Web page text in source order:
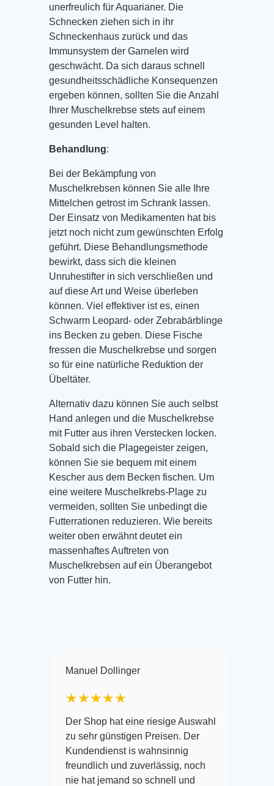
unerfreulich für Aquarianer. Die
Schnecken ziehen sich in ihr
Schneckenhaus zurück und das
Immunsystem der Garnelen wird
geschwächt. Da sich daraus schnell
gesundheitsschädliche Konsequenzen
ergeben können, sollten Sie die Anzahl
Ihrer Muschelkrebse stets auf einem
gesunden Level halten.
Behandlung:
Bei der Bekämpfung von
Muschelkrebsen können Sie alle Ihre
Mittelchen getrost im Schrank lassen.
Der Einsatz von Medikamenten hat bis
jetzt noch nicht zum gewünschten Erfolg
geführt. Diese Behandlungsmethode
bewirkt, dass sich die kleinen
Unruhestifter in sich verschließen und
auf diese Art und Weise überleben
können. Viel effektiver ist es, einen
Schwarm Leopard- oder Zebrabärblinge
ins Becken zu geben. Diese Fische
fressen die Muschelkrebse und sorgen
so für eine natürliche Reduktion der
Übeltäter.
Alternativ dazu können Sie auch selbst
Hand anlegen und die Muschelkrebse
mit Futter aus ihren Verstecken locken.
Sobald sich die Plagegeister zeigen,
können Sie sie bequem mit einem
Kescher aus dem Becken fischen. Um
eine weitere Muschelkrebs-Plage zu
vermeiden, sollten Sie unbedingt die
Futterrationen reduzieren. Wie bereits
weiter oben erwähnt deutet ein
massenhaftes Auftreten von
Muschelkrebsen auf ein Überangebot
von Futter hin.
Manuel Dollinger
★★★★★
Der Shop hat eine riesige Auswahl
zu sehr günstigen Preisen. Der
Kundendienst is wahnsinnig
freundlich und zuverlässig, noch
nie hat jemand so schnell und